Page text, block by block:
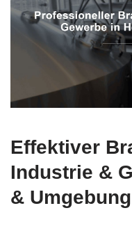
Effektiver
Industrie &
& Umgebung